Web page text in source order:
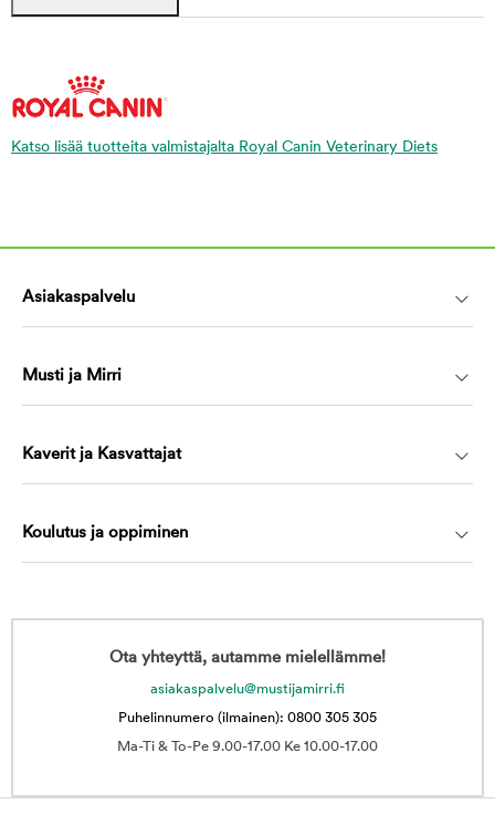
Katso lisää tuotteita valmistajalta Royal Canin Veterinary Diets
Asiakaspalvelu
Musti ja Mirri
Kaverit ja Kasvattajat
Koulutus ja oppiminen
Ota yhteyttä, autamme mielellämme!
asiakaspalvelu@mustijamirri.fi
Puhelinnumero (ilmainen): 0800 305 305
Ma-Ti & To-Pe 9.00-17.00 Ke 10.00-17.00